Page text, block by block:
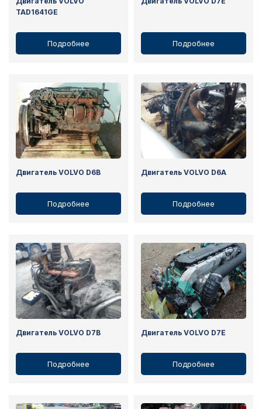
TAD1641GE
Подробнее Подробнее
Двигатель VOLVO D6B
Подробнее
Двигатель VOLVO D6A
Подробнее
Двигатель VOLVO D7B
Подробнее
Двигатель VOLVO D7E
Подробнее